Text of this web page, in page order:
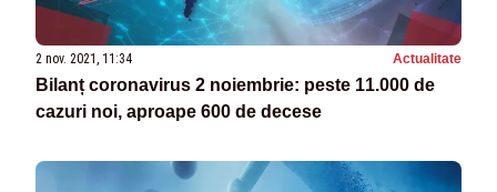
2 nov. 2021, 11:34 Actualitate
Bilanț coronavirus 2 noiembrie: peste 11.000 de
cazuri noi, aproape 600 de decese